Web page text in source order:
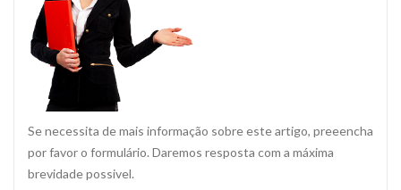
Se necessita de mais informação sobre este artigo, preeencha
por favor o formulário. Daremos resposta com a máxima
brevidade possivel.